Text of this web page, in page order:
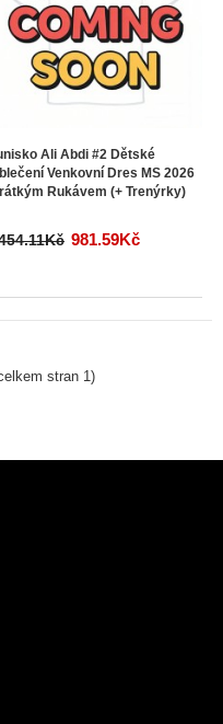
Ali Abdi #2 Dětské
Venkovní Dres MS 2026
Rukávem (+ Trenýrky)
981.59Kč
stran 1)